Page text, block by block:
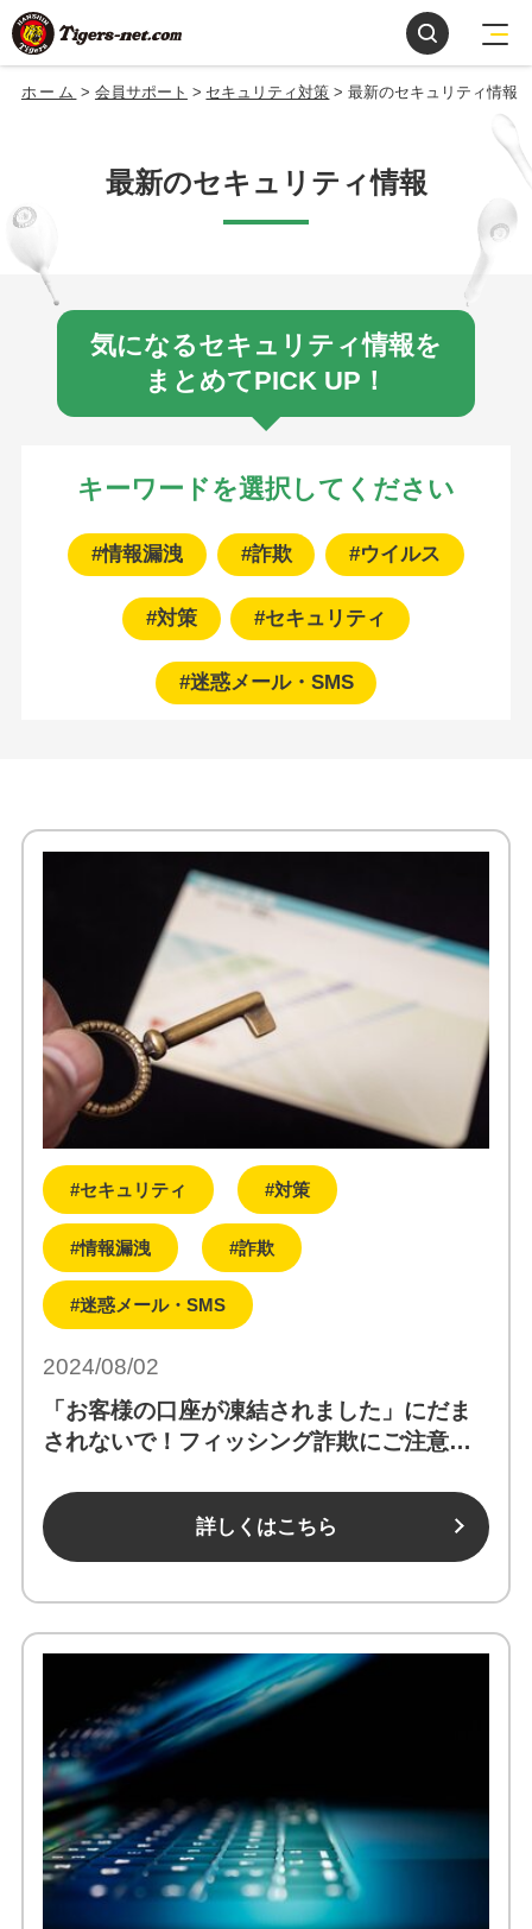
ホーム 会員サポート セキュリティ対策 最新のセキュリティ情報
最新のセキュリティ情報
気になるセキュリティ情報を
まとめてPICK UP！
キーワードを選択してください
#情報漏洩 #詐欺 #ウイルス
#対策 #セキュリティ
#迷惑メール・SMS
#セキュリティ #対策
#情報漏洩 #詐欺
#迷惑メール・SMS
2024/08/02
「お客様の口座が凍結されました」にだま
されないで！フィッシング詐欺にご注意
詳しくはこちら